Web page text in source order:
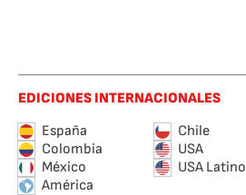
EDICIONES INTERNACIONALES
España
Chile
Colombia
USA
México
USA Latino
América